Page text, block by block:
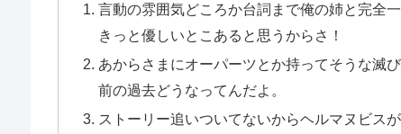
言動の雰囲気どころか台詞まで俺の姉と完全
きっと優しいとこあると思うからさ！
あからさまにオーパーツとか持ってそうな滅
前の過去どうなってんだよ。
ストーリー追いついてないからヘルマヌビス